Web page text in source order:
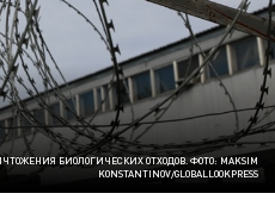
БИОЛОГИЧЕСКИХ ОТХОДОВ. ФОТО: MAKSIM
KONSTANTINOV/GLOBALLOOKPRESS